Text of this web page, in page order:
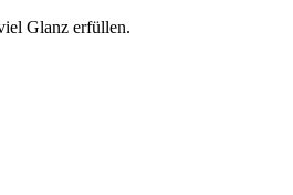
Glanz erfüllen.